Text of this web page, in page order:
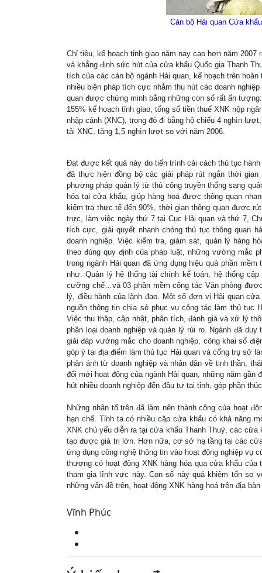
Cán bộ Hải quan Cửa
Chỉ tiêu, kế hoạch tỉnh giao năm nay cao hơn năm
và khẳng định sức hút của cửa khẩu Quốc gia Thanh
tích của các cán bộ ngành Hải quan, kế hoạch trên
nhiều biện pháp tích cực nhằm thu hút các doanh
quan được chứng minh bằng những con số rất ấn
155% kế hoạch tỉnh giao; tổng số tiền thuế XNK nộp
nhập cảnh (XNC), trong đó đi bằng hộ chiếu 4 nghìn
tải XNC, tăng 1,5 nghìn lượt so với năm 2006.
Đạt được kết quả này do tiến trình cải cách thủ tục
đã thực hiện đồng bộ các giải pháp rút ngắn thời
phương pháp quản lý từ thủ công truyền thống sang
hóa tại cửa khẩu, giúp hàng hoá được thông quan
kiểm tra thực tế đến 90%, thời gian thông quan được
trực, làm việc ngày thứ 7 tại Cục Hải quan và thứ 7,
tích cực, giải quyết nhanh chóng thủ tục thông quan
doanh nghiệp. Việc kiểm tra, giám sát, quản lý hàng
theo đúng quy định của pháp luật, những vướng mắc
trong ngành Hải quan đã ứng dụng hiệu quả phần
như: Quản lý hệ thống tài chính kế toán, hệ thống
cưỡng chế…và 03 phần mềm công tác Văn phòng
lý, điều hành của lãnh đạo. Một số đơn vị Hải quan
nguồn thông tin chia sẻ phục vụ công tác làm thủ
Việc thu thập, cập nhật, phân tích, đánh giá và xử lý
phân loại doanh nghiệp và quản lý rủi ro. Ngành đã
giải đáp vướng mắc cho doanh nghiệp, công khai số
góp ý tại địa điểm làm thủ tục Hải quan và cổng trụ sở
phản ánh từ doanh nghiệp và nhân dân về tinh thần,
đổi mới hoạt động của ngành Hải quan, những năm
hút nhiều doanh nghiệp đến đầu tư tại tỉnh, góp phần
Những nhân tố trên đã làm nên thành công của hoạt
hạn chế. Tỉnh ta có nhiều cặp cửa khẩu có khả năng
XNK chủ yếu diễn ra tại cửa khẩu Thanh Thuỷ, các
tạo được giá trị lớn. Hơn nữa, cơ sở hạ tầng tại các
ứng dụng công nghệ thông tin vào hoạt động nghiệp vụ
thương có hoạt động XNK hàng hóa qua cửa khẩu
tham gia lĩnh vực này. Con số này quá khiêm tốn so
những vấn đề trên, hoạt động XNK hàng hoá trên địa
Vĩnh Phúc